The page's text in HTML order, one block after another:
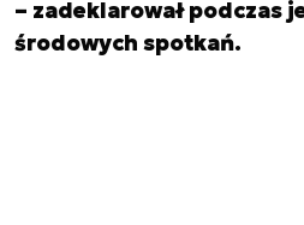
– zadeklarował podczas
środowych spotkań.